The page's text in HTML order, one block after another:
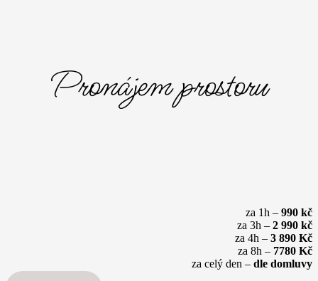
Pronájem prostoru
za 1h – 990 kč
za 3h – 2 990 kč
za 4h – 3 890 Kč
za 8h – 7780 Kč
za celý den – dle domluvy